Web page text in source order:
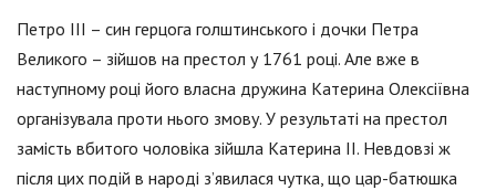
Петро III – син герцога голштинського і дочки Петра
Великого – зійшов на престол у 1761 році. Але вже в
наступному році його власна дружина Катерина Олексіївна
організувала проти нього змову. У результаті на престол
замість вбитого чоловіка зійшла Катерина II. Невдовзі ж
після цих подій в народі з’явилася чутка, що цар-батюшка